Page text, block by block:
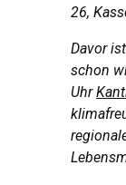
26,
Davor
schon
Uhr